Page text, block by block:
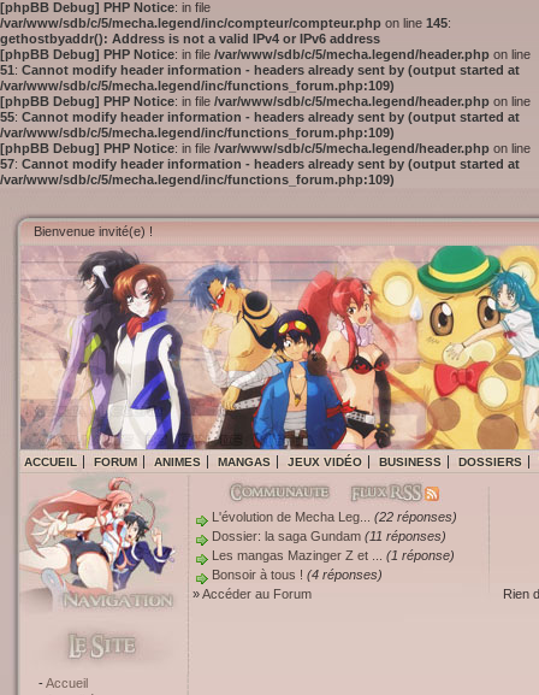
[phpBB Debug] PHP Notice: in file
/var/www/sdb/c/5/mecha.legend/inc/compteur/compteur.php on line 145:
gethostbyaddr(): Address is not a valid IPv4 or IPv6 address
[phpBB Debug] PHP Notice: in file /var/www/sdb/c/5/mecha.legend/header.php on line
51: Cannot modify header information - headers already sent by (output started at
/var/www/sdb/c/5/mecha.legend/inc/functions_forum.php:109)
[phpBB Debug] PHP Notice: in file /var/www/sdb/c/5/mecha.legend/header.php on line
55: Cannot modify header information - headers already sent by (output started at
/var/www/sdb/c/5/mecha.legend/inc/functions_forum.php:109)
[phpBB Debug] PHP Notice: in file /var/www/sdb/c/5/mecha.legend/header.php on line
57: Cannot modify header information - headers already sent by (output started at
/var/www/sdb/c/5/mecha.legend/inc/functions_forum.php:109)
Bienvenue invité(e) !
ACCUEIL FORUM ANIMES MANGAS JEUX VIDÉO BUSINESS DOSSIERS
L'évolution de Mecha Leg...
(22 réponses)
Dossier: la saga Gundam (11 réponses)
Les mangas Mazinger Z et ...
(1 réponse)
Bonsoir à tous ! (4 réponses)
»Accéder au Forum Rien
Accueil